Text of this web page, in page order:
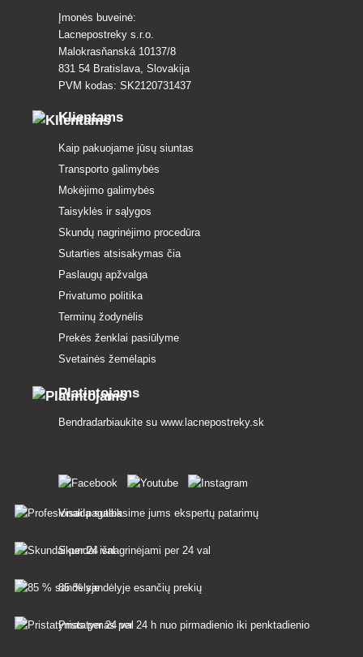
Įmonės buveinė:
Lacnepostreky s.r.o.
Malokrasňanská 10137/8
831 54 Bratislava, Slovakija
PVM kodas: SK2120731437
Klientams
Kaip pakuojame jūsų siuntas
Transporto galimybės
Mokėjimo galimybės
Taisyklės ir sąlygos
Skundų nagrinėjimo procedūra
Sutarties atsisakymas čia
Paslaugų apžvalga
Privatumo politika
Terminų žodynėlis
Prekės ženklai pasiūlyme
Svetainės žemėlapis
Platintojams
Bendradarbiaukite su www.lacnepostreky.sk
Visada suteiksime jums ekspertų patarimų
Skundai išnagrinėjami per 24 val
85 % sandėlyje esančių prekių
Pristatymas per 24 h nuo pirmadienio iki penktadienio